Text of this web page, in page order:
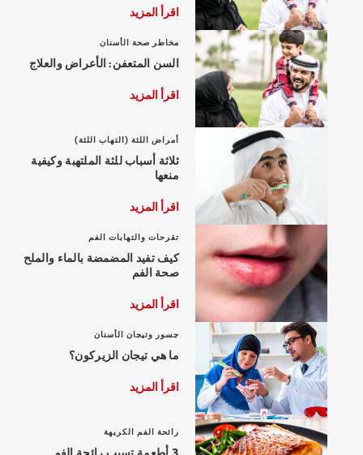
اقرأ المزيد
مخاطر صحة الأسنان
السن المتعفن: الأعراض والعلاج
اقرأ المزيد
أمراض اللثة (التهاب اللثة)
ثلاثة أسباب للثة الملتهبة وكيفية
منعها
اقرأ المزيد
تقرحات والتهابات الفم
كيف تفيد المضمضة بالماء والملح
صحة الفم
اقرأ المزيد
جسور وتيجان الأسنان
ما هي تيجان الزيركون؟
اقرأ المزيد
رائحة الفم الكريهة